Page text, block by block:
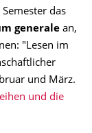
das
generale an,
"Lesen im
und März.
und die